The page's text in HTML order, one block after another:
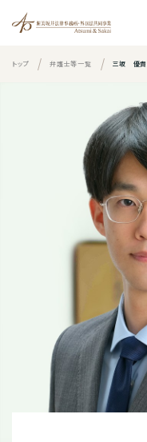
トップ 弁護士等一覧 三坂 優貴